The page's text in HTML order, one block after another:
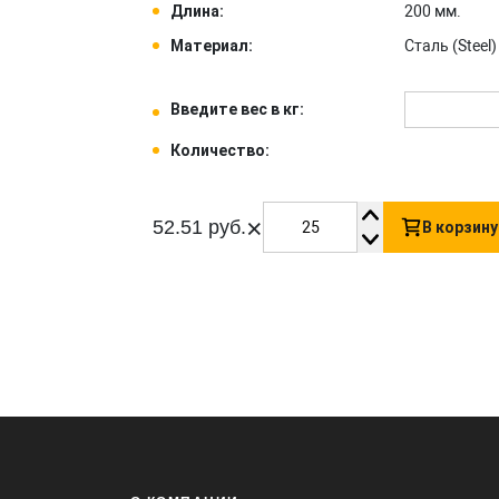
Длина:
200 мм.
Материал:
Сталь (Steel) .
Введите вес в кг:
Количество:
52.51 руб.× В корзину